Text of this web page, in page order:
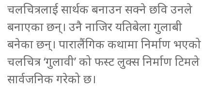
चलचित्रलाई सार्थक बनाउन सक्ने छवि उनले
बनाएका छन्। उनै नाजिर यतिबेला गुलाबी
बनेका छन्। पारालैंगिक कथामा निर्माण भएको
चलचित्र ‘गुलावी’ को फस्ट लुक्स निर्माण टिमले
सार्वजनिक गरेको छ।